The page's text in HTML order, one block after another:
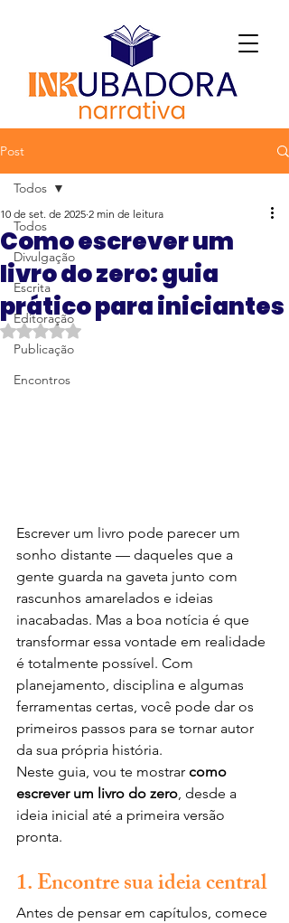
Post
Todos
Divulgação
Escrita
Editoração
Publicação
Encontros
Todos
Como escrever um
livro do zero: guia
prático para iniciantes
10 de set. de 2025 2 min de leitura
Avaliado com NaN de 5 estrelas.
Escrever um livro pode parecer um
sonho distante — daqueles que a
gente guarda na gaveta junto com
rascunhos amarelados e ideias
inacabadas. Mas a boa notícia é que
transformar essa vontade em realidade
é totalmente possível. Com
planejamento, disciplina e algumas
ferramentas certas, você pode dar os
primeiros passos para se tornar autor
da sua própria história.
Neste guia, vou te mostrar como
escrever um livro do zero, desde a
ideia inicial até a primeira versão
pronta.
1. Encontre sua ideia central
Antes de pensar em capítulos, comece